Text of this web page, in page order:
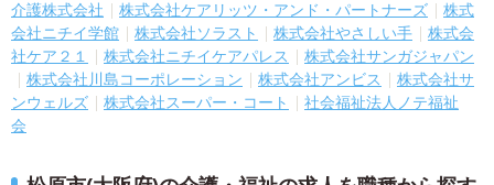
介護株式会社
株式会社ケアリッツ・アンド・パートナーズ
株式
会社ニチイ学館
株式会社ソラスト 株式会社やさしい手
株式会
社ケア２１
株式会社ニチイケアパレス
株式会社サンガジャパン
株式会社川島コーポレーション
株式会社アンビス
株式会社サ
ンウェルズ
株式会社スーパー・コート
社会福祉法人ノテ福祉
会